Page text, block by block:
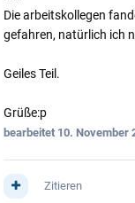
Die arbeitskollegen
gefahren, natürlich ich
Geiles Teil.
Grüße:p
bearbeitet 10. November
Zitieren